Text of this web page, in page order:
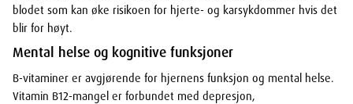
blodet som kan øke risikoen for hjerte- og karsykdommer hvis det
blir for høyt.
Mental helse og kognitive funksjoner
B-vitaminer er avgjørende for hjernens funksjon og mental helse.
Vitamin B12-mangel er forbundet med depresjon,